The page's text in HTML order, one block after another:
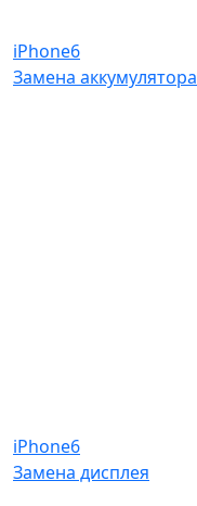
iPhone6
Замена аккумулятора
iPhone6
Замена дисплея